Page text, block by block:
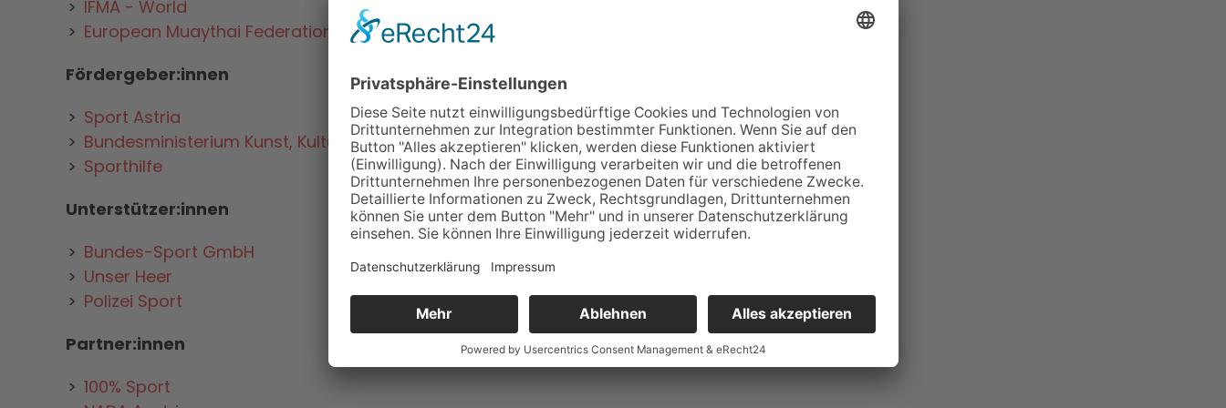
IFMA - World
European Muaythai Federation
Fördergeber:innen
Sport Astria
Bundesministerium Kunst, Kultur, öffentlicher Dienst und Sport
Sporthilfe
Unterstützer:innen
Bundes-Sport GmbH
Unser Heer
Polizei Sport
Partner:innen
100% Sport